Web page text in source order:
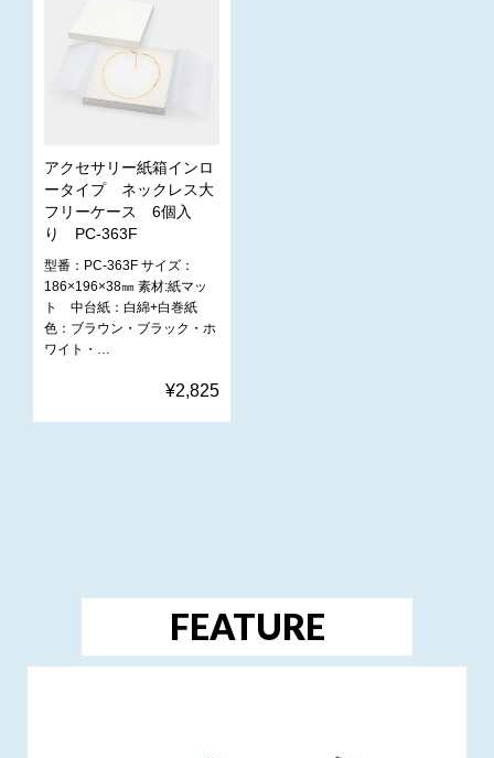
アクセサリー紙箱インロ
ータイプ ネックレス大
フリーケース 6個入
り PC-363F
型番：PC-363F サイズ：
186×196×38㎜ 素材:紙マッ
ト 中台紙：白綿+白巻紙
色：ブラウン・ブラック・ホ
ワイト・…
¥2,825
FEATURE